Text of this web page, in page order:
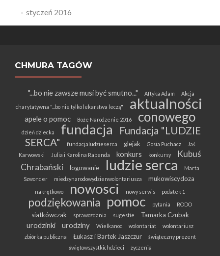
styczeń 2016
CHMURA TAGÓW
"...bo nie zawsze musi być smutno..." Aftyka Adam Akcja
charytatywna "...bo nie tylko lekarstwa leczą" aktualności
apele o pomoc Boże Narodzenie 2016 conowego
dzień dziecka fundacja
Fundacja "LUDZIE
SERCA"
fundacjaludzieserca glejak Gosia Puchacz
Jaś
Karwowski
Julia i Karolina Rabenda konkurs konkursy
Kubuś
Chrabański
logowanie ludzie serca
Marta
Szwonder
miedzynarodowydzienwolontariusza mukowiscydoza
nakrętkowo nowosci nowy serwis podatek 1
podziękowania pomoc pytania RODO
siatkówczak sprawozdania sugestie Tamarka Czubak
urodzinki urodziny Wielkanoc wolontariat
wolontariusz
zbiórka publiczna
Łukasz i Bartek Jaszczur
świąteczny prezent
świętowszystkichdzieci
życzenia